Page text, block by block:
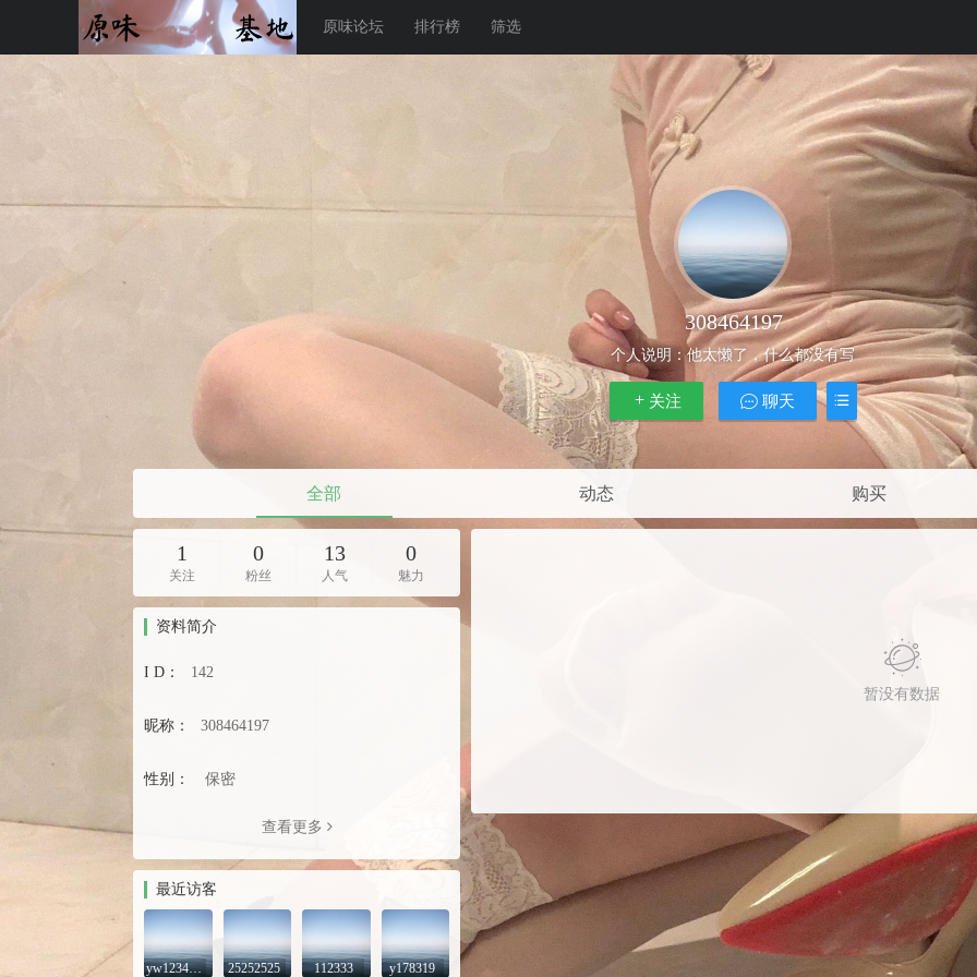
原味论坛 排行榜 筛选
308464197
个人说明：他太懒了，什么都没有写
关注 聊天
全部 动态 购买
1
关注
0
粉丝
13
人气
0
魅力
资料简介
I D： 142
昵称： 308464197
性别： 保密
查看更多
最近访客
yw123456789 25252525 112333 y178319
暂没有数据